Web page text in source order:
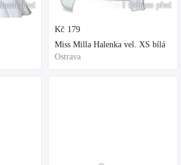
před 1 týdnem před
Kč 179
Miss Milla Halenka vel. XS bílá
Ostrava